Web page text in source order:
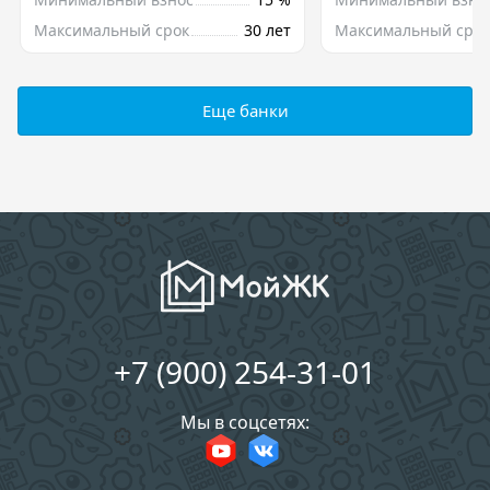
Максимальный срок
30 лет
Максимальный срок
Еще банки
+7 (900) 254-31-01
Мы в соцсетях: